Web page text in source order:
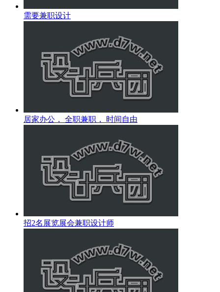
需要兼职设计
居家办公， 全职兼职， 时间自由
招2名展览展会兼职设计师